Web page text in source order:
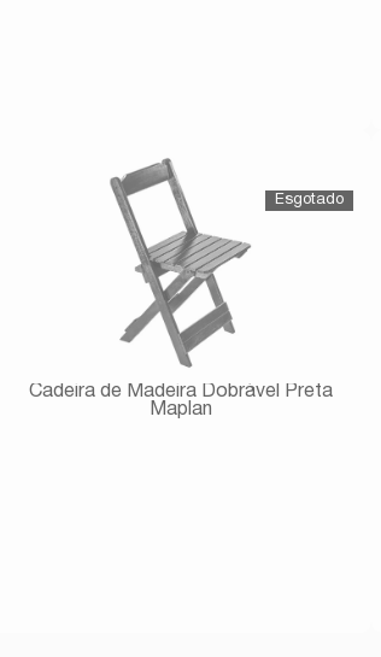
Avise-me
Cadeira de Madeira Dobrável Preta
Maplan